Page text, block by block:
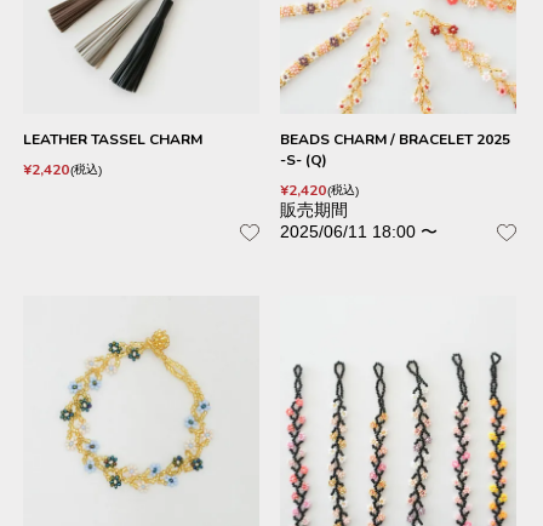
LEATHER TASSEL CHARM
¥2,420 税込
BEADS CHARM / BRACELET 2025
-S- (Q)
¥2,420 税込
販売期間
2025/06/11 18:00 〜